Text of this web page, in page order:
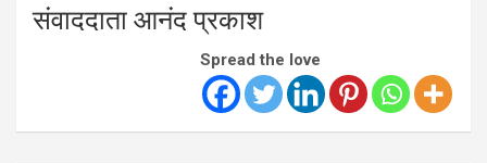
संवाददाता आनंद प्रकाश
Spread the love